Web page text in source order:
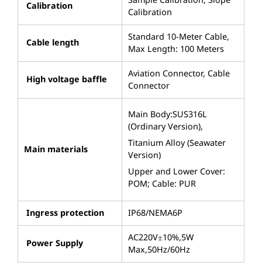
Calibration
Calibration
Cable length
Standard 10-Meter Cable,
Max Length: 100 Meters
High voltage baffle
Aviation Connector, Cable
Connector
Main materials
Main Body:SUS316L
(Ordinary Version),
Titanium Alloy (Seawater
Version)
Upper and Lower Cover:
POM; Cable: PUR
Ingress protection IP68/NEMA6P
Power Supply
AC220V±10%,5W
Max,50Hz/60Hz